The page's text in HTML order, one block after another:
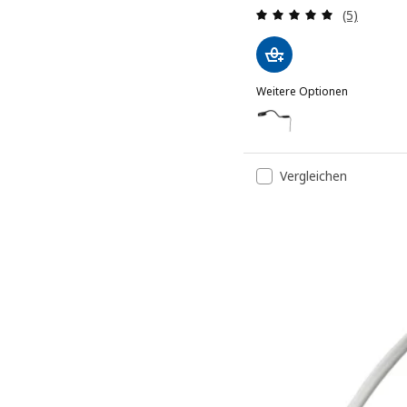
(5)
Weitere Optionen
YTBERG
Option: YTBERG,
Vergleichen